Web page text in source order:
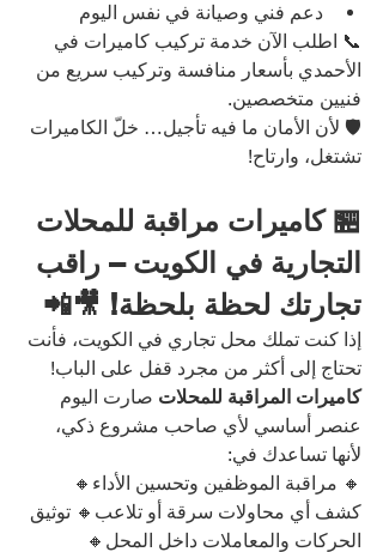
دعم فني وصيانة في نفس اليوم
📞 اطلب الآن خدمة تركيب كاميرات في
الأحمدي بأسعار منافسة وتركيب سريع من
فنيين متخصصين.
🛡️ لأن الأمان ما فيه تأجيل… خلّ الكاميرات
تشتغل، وارتاح!
🏪 كاميرات مراقبة للمحلات
التجارية في الكويت – راقب
تجارتك لحظة بلحظة! 🎥📲
إذا كنت تملك محل تجاري في الكويت، فأنت
تحتاج إلى أكثر من مجرد قفل على الباب!
كاميرات المراقبة للمحلات صارت اليوم
عنصر أساسي لأي صاحب مشروع ذكي،
لأنها تساعدك في:
🔸 مراقبة الموظفين وتحسين الأداء🔸
كشف أي محاولات سرقة أو تلاعب🔸 توثيق
الحركات والمعاملات داخل المحل🔸